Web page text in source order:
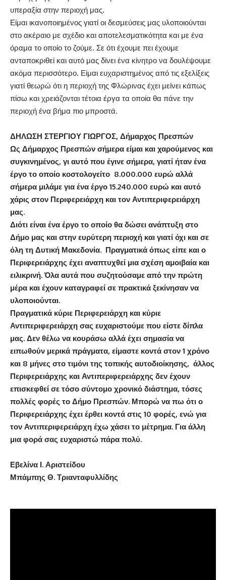
υπεραξία στην περιοχή μας.
Είμαι ικανοποιημένος γιατί οι δεσμεύσεις μας υλοποιούνται
στο ακέραιο με σχέδιο και αποτελεσματικότητα και με ένα
όραμα το οποίο το ζούμε. Σε ότι έχουμε πει έχουμε
ανταποκριθεί και αυτό μας δίνει ένα κίνητρο να δουλέψουμε
ακόμα περισσότερο. Είμαι ευχαριστημένος από τις εξελίξεις
γιατί θεωρώ ότι η περιοχή της Φλώρινας έχει μείνει κάπως
πίσω και χρειάζονται τέτοια έργα τα οποία θα πάνε την
περιοχή ένα βήμα πιο μπροστά.
ΔΗΛΩΣΗ ΣΤΕΡΓΙΟΥ ΓΙΩΡΓΟΣ, Δήμαρχος Πρεσπών
Ως Δήμαρχος Πρεσπών σήμερα είμαι και χαρούμενος και
συγκινημένος, γι αυτό που έγινε σήμερα, γιατί ήταν ένα
έργο το οποίο κοστολογείτο 8.000.000 ευρώ αλλά
σήμερα μιλάμε για ένα έργο 15.240.000 ευρώ και αυτό
χάρις στον Περιφερειάρχη και τον Αντιπεριφερειάρχη
μας.
Διότι είναι ένα έργο το οποίο θα δώσει ανάπτυξη στο
Δήμο μας και στην ευρύτερη περιοχή και γιατί όχι και σε
όλη τη Δυτική Μακεδονία. Πραγματικά όπως είπε και ο
Περιφερειάρχης έχει αναπτυχθεί μια σχέση αμοιβαία και
ειλικρινή. Όλα αυτά που συζητούσαμε από την πρώτη
μέρα και έχουν καταγραφεί σε πρακτικά ξεκίνησαν να
υλοποιούνται.
Πραγματικά κύριε Περιφερειάρχη και κύριε
Αντιπεριφερειάρχη σας ευχαριστούμε που είστε δίπλα
μας. Δεν θέλω να κουράσω αλλά έχει σημασία να
ειπωθούν μερικά πράγματα, είμαστε κοντά στον 1 χρόνο
και 8 μήνες στο τιμόνι της τοπικής αυτοδιοίκησης, άλλος
Περιφερειάρχης και Αντιπεριφερειάρχης δεν έχουν
επισκεφθεί σε τόσο σύντομο χρονικό διάστημα, τόσες
πολλές φορές το Δήμο Πρεσπών. Μπορώ να πω ότι ο
Περιφερειάρχης έχει έρθει κοντά στις 10 φορές, ενώ για
τον Αντιπεριφερειάρχη έχω χάσει το μέτρημα. Για άλλη
μια φορά σας ευχαριστώ πάρα πολύ.
Εβελίνα Ι. Αριστείδου
Μπάμπης Θ. Τριανταφυλλίδης